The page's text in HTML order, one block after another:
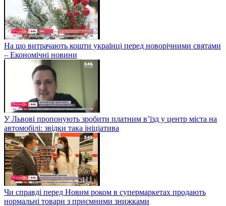
На що витрачають кошти українці перед новорічними святами
– Економічні новини
У Львові пропонують зробити платним в’їзд у центр міста на
автомобілі: звідки така ініціатива
Чи справді перед Новим роком в супермаркетах продають
нормальні товари з приємними знижками